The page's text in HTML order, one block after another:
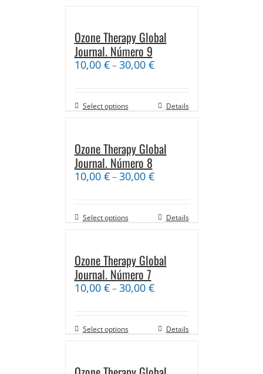
Ozone Therapy Global
Journal. Número 9
10,00 €–30,00 €
Select options Details
Ozone Therapy Global
Journal. Número 8
10,00 €–30,00 €
Select options Details
Ozone Therapy Global
Journal. Número 7
10,00 €–30,00 €
Select options Details